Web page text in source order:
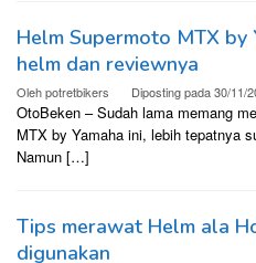
Helm Supermoto MTX by
helm dan reviewnya
Olehpotretbikers Diposting pada30/11/
OtoBeken – Sudah lama memang
MTX by Yamaha ini, lebih tepatnya
Namun […]
Tips merawat Helm ala
digunakan